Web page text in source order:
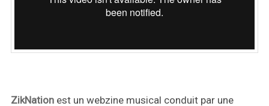
ZikNationest un webzine musical conduit par une